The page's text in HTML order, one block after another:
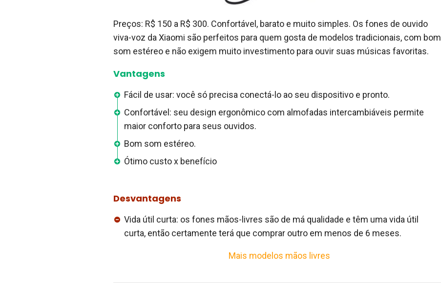
Preços: R$ 150 a R$ 300. Confortável, barato e muito simples. Os fones de ouvido
viva-voz da Xiaomi são perfeitos para quem gosta de modelos tradicionais, com bom
som estéreo e não exigem muito investimento para ouvir suas músicas favoritas.
Vantagens
Fácil de usar: você só precisa conectá-lo ao seu dispositivo e pronto.
Confortável: seu design ergonômico com almofadas intercambiáveis ​​permite
maior conforto para seus ouvidos.
Bom som estéreo.
Ótimo custo x benefício
Desvantagens
Vida útil curta: os fones mãos-livres são de má qualidade e têm uma vida útil
curta, então certamente terá que comprar outro em menos de 6 meses.
Mais modelos mãos livres